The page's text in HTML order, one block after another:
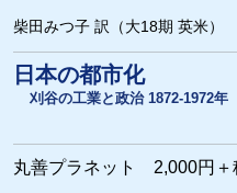
柴田みつ子 訳（大18期 英米）
日本の都市化
刈谷の工業と政治 1872-1972年
丸善プラネット 2,000円